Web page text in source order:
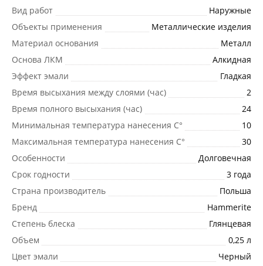
Вид работ
Наружные
Объекты применения
Металлические изделия
Материал основания
Металл
Основа ЛКМ
Алкидная
Эффект эмали
Гладкая
Время высыхания между слоями (час)
2
Время полного высыхания (час)
24
Минимальная температура нанесения C°
10
Максимальная температура нанесения C°
30
Особенности
Долговечная
Срок годности
3 года
Страна производитель
Польша
Бренд
Hammerite
Степень блеска
Глянцевая
Объем
0,25 л
Цвет эмали
Черный